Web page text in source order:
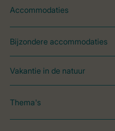
Accommodaties
Bijzondere accommodaties
Vakantie in de natuur
Thema's